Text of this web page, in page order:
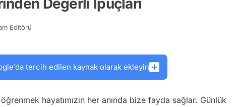
Değerli İpuçları
Editörü
tercih edilen kaynak olarak ekleyin
hayatımızın her anında bize fayda sağlar. Günlük